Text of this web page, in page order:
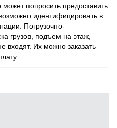
попросить предоставить
идентифицировать в
Погрузочно-
грузов, подъем на этаж,
входят. Их можно заказать